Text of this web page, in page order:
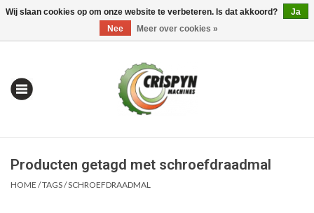
0 Artikelen - €0,00 Mijn account / Registreren
Producten getagd met schroefdraadmal
HOME /TAGS/SCHROEFDRAADMAL
Wij slaan cookies op om onze website te verbeteren. Is dat akkoord?
Ja
Nee
Meer over cookies »